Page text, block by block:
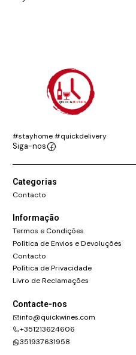
#stayhome #quickdelivery
Siga-nos
Categorias
Contacto
Informação
Termos e Condições
Política de Envios e Devoluções
Contacto
Política de Privacidade
Livro de Reclamações
Contacte-nos
info@quickwines.com
+351213624606
351937631958